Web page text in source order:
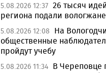
5.08.2026 12:37 26 тысяч
региона подали
5.08.2026 12:08
На
общественные
пройдут учебу
5.08.2026 11:34 В Череповце